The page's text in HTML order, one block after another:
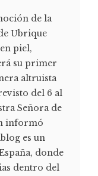
de la
Ubrique
piel,
su primer
altruista
del 6 al
Señora de
informó
es un
donde
dentro del